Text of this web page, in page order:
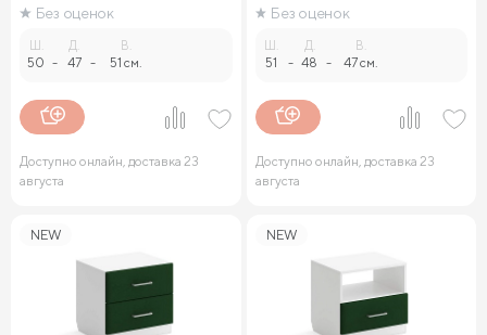
Без оценок
50 -
Д.
47 -
В.
51 см.
Доступно онлайн, доставка 23
августа
Без оценок
51 -
Д.
48 -
В.
47 см.
Доступно онлайн, доставка 23
августа
NEW NEW